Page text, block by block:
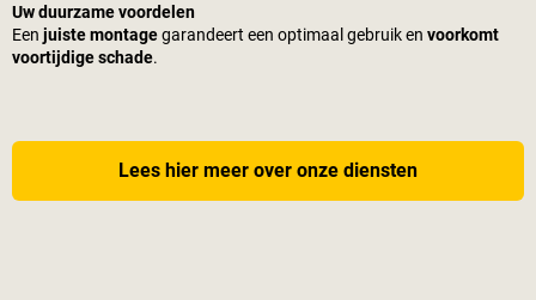
Uw duurzame voordelen
Een juiste montagegarandeert een optimaal gebruik en voorkomt
voortijdige schade.
Lees hier meer over onze diensten